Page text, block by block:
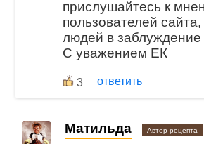
прислушайтесь к
пользователей
людей в заблуждение
С уважением ЕК
3 ответить
Матильда Автор рецепта